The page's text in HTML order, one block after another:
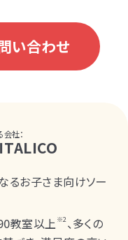
い合わせ
社：
るお子さま向けソー
教室以上 ※2 、多くの